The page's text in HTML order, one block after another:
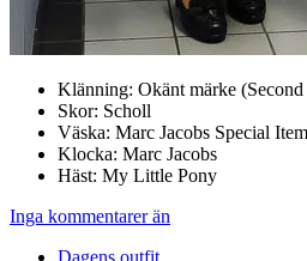
Klänning: Okänt märke (Second
Skor: Scholl
Väska: Marc Jacobs Special
Klocka: Marc Jacobs
Häst: My Little Pony
Inga kommentarer än